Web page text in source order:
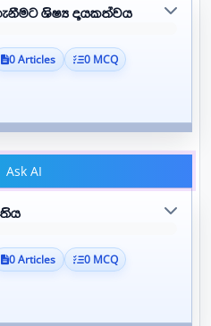
ශිෂ්‍ය දායකත්වය
0 Articles
0 MCQ
Ask AI
0 Articles
0 MCQ